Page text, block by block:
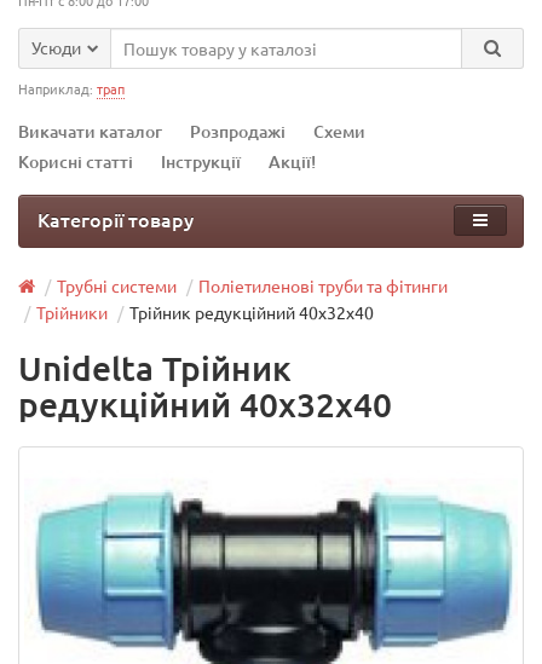
Усюди
Наприклад: трап
Викачати каталог Розпродажі
Схеми
Корисні статті
Інструкції Акції!
Категорії товару
Трубні системи
Поліетиленові труби та фітинги
Трійники
Трійник редукційний 40х32х40
Unidelta Трійник
редукційний 40х32х40